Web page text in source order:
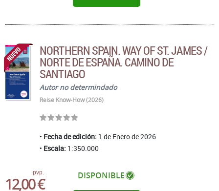
NORTHERN SPAIN. WAY OF ST. JAMES /
NORTE DE ESPAÑA. CAMINO DE
SANTIAGO
Autor no determindado
Reise Know-How (2026)
Fecha de edición: 1 de Enero de 2026
Escala: 1:350.000
pvp.
12,00 € DISPONIBLE